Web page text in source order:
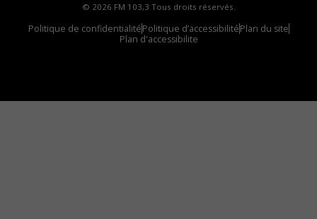
© 2026 FM 103,3 Tous droits réservés.
Politique de confidentialitéPolitique d’accessibilitéPlan du site
Plan d'accessibilite